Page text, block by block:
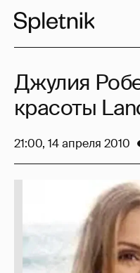
Джулия
красоты
21:00, 14 апреля 2010